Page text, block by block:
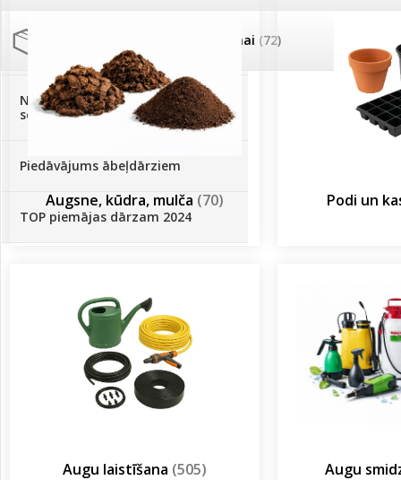
Palīglīdzekļi augu audzēšanai (72)
Klientu Diena
Novatec - izcils mēslošanai arī
sezonas otrajā pusē!
Piedāvājums ābeļdārziem
TOP piemājas dārzam 2024
Augsne, kūdra, mulča (70) Podi un
Augu laistīšana (505) Augu